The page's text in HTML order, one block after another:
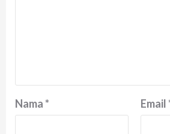
Nama* Email